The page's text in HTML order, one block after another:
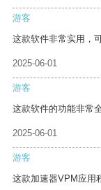
游客
这款软件非常实用，
2025-06-01
游客
这款软件的功能非常
2025-06-01
游客
这款加速器VPM应用